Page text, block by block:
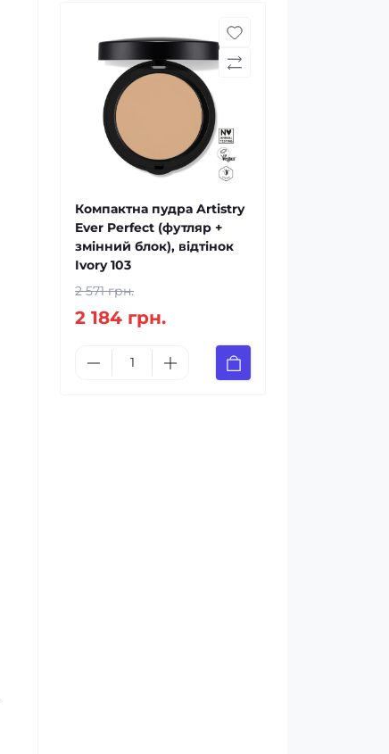
Компактна пудра Artistry
Ever Perfect (футляр +
змінний блок), відтінок
Ivory 103
2 571 грн.
2 184 грн.